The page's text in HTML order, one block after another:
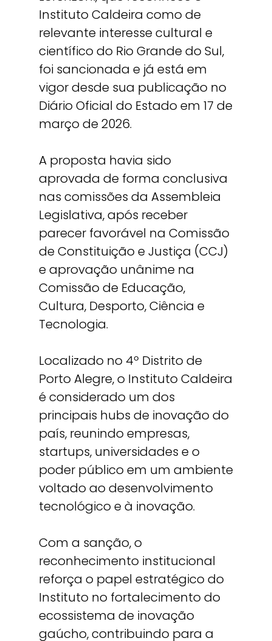
Instituto Caldeira como de
relevante interesse cultural e
científico do Rio Grande do Sul,
foi sancionada e já está em
vigor desde sua publicação no
Diário Oficial do Estado em 17 de
março de 2026.
A proposta havia sido
aprovada de forma conclusiva
nas comissões da Assembleia
Legislativa, após receber
parecer favorável na Comissão
de Constituição e Justiça (CCJ)
e aprovação unânime na
Comissão de Educação,
Cultura, Desporto, Ciência e
Tecnologia.
Localizado no 4º Distrito de
Porto Alegre, o Instituto Caldeira
é considerado um dos
principais hubs de inovação do
país, reunindo empresas,
startups, universidades e o
poder público em um ambiente
voltado ao desenvolvimento
tecnológico e à inovação.
Com a sanção, o
reconhecimento institucional
reforça o papel estratégico do
Instituto no fortalecimento do
ecossistema de inovação
gaúcho, contribuindo para a